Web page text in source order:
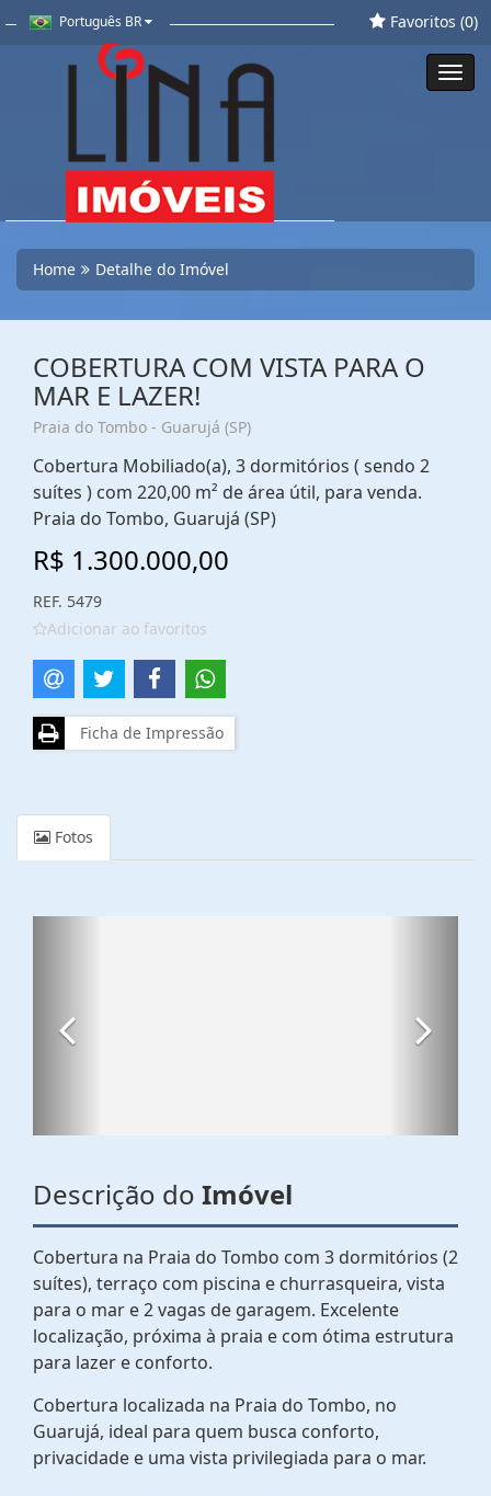
Português BR Favoritos (0)
Home Detalhe do Imóvel
COBERTURA COM VISTA PARA O
MAR E LAZER!
Praia do Tombo - Guarujá (SP)
Cobertura Mobiliado(a), 3 dormitórios ( sendo 2
suítes ) com 220,00 m² de área útil, para venda.
Praia do Tombo, Guarujá (SP)
R$ 1.300.000,00
REF. 5479
Adicionar ao favoritos
Ficha de Impressão
Fotos
Descrição do Imóvel
Cobertura na Praia do Tombo com 3 dormitórios (2
suítes), terraço com piscina e churrasqueira, vista
para o mar e 2 vagas de garagem. Excelente
localização, próxima à praia e com ótima estrutura
para lazer e conforto.
Cobertura localizada na Praia do Tombo, no
Guarujá, ideal para quem busca conforto,
privacidade e uma vista privilegiada para o mar.